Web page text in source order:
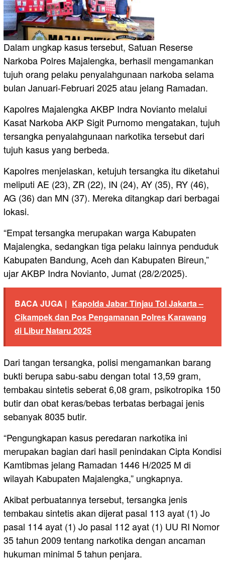
Dalam ungkap kasus tersebut, Satuan Reserse
Narkoba Polres Majalengka, berhasil mengamankan
tujuh orang pelaku penyalahgunaan narkoba selama
bulan Januari-Februari 2025 atau jelang Ramadan.
Kapolres Majalengka AKBP Indra Novianto melalui
Kasat Narkoba AKP Sigit Purnomo mengatakan, tujuh
tersangka penyalahgunaan narkotika tersebut dari
tujuh kasus yang berbeda.
Kapolres menjelaskan, ketujuh tersangka itu diketahui
meliputi AE (23), ZR (22), IN (24), AY (35), RY (46),
AG (36) dan MN (37). Mereka ditangkap dari berbagai
lokasi.
“Empat tersangka merupakan warga Kabupaten
Majalengka, sedangkan tiga pelaku lainnya penduduk
Kabupaten Bandung, Aceh dan Kabupaten Bireun,”
ujar AKBP Indra Novianto, Jumat (28/2/2025).
BACA JUGA | Kapolda Jabar Tinjau Tol Jakarta –
Cikampek dan Pos Pengamanan Polres Karawang
di Libur Nataru 2025
Dari tangan tersangka, polisi mengamankan barang
bukti berupa sabu-sabu dengan total 13,59 gram,
tembakau sintetis seberat 6,08 gram, psikotropika 150
butir dan obat keras/bebas terbatas berbagai jenis
sebanyak 8035 butir.
“Pengungkapan kasus peredaran narkotika ini
merupakan bagian dari hasil penindakan Cipta Kondisi
Kamtibmas jelang Ramadan 1446 H/2025 M di
wilayah Kabupaten Majalengka,” ungkapnya.
Akibat perbuatannya tersebut, tersangka jenis
tembakau sintetis akan dijerat pasal 113 ayat (1) Jo
pasal 114 ayat (1) Jo pasal 112 ayat (1) UU RI Nomor
35 tahun 2009 tentang narkotika dengan ancaman
hukuman minimal 5 tahun penjara.